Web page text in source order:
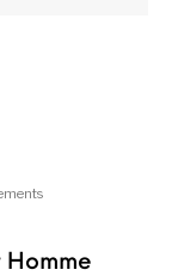
Homme